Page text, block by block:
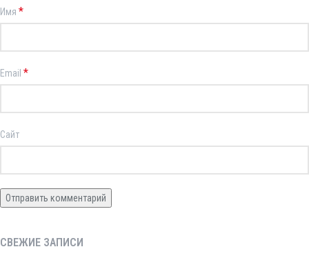
Имя *
Email *
Сайт
СВЕЖИЕ ЗАПИСИ